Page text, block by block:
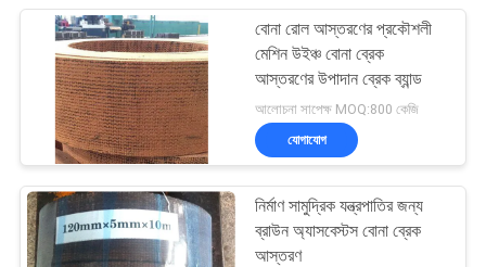
বোনা রোল আস্তরণের প্রকৌশলী
মেশিন উইঞ্চ বোনা ব্রেক
আস্তরণের উপাদান ব্রেক ব্যান্ড
আলোচনা সাপেক্ষ MOQ:800 কেজি
যোগাযোগ
নির্মাণ সামুদ্রিক যন্ত্রপাতির জন্য
ব্রাউন অ্যাসবেস্টস বোনা ব্রেক
আস্তরণ